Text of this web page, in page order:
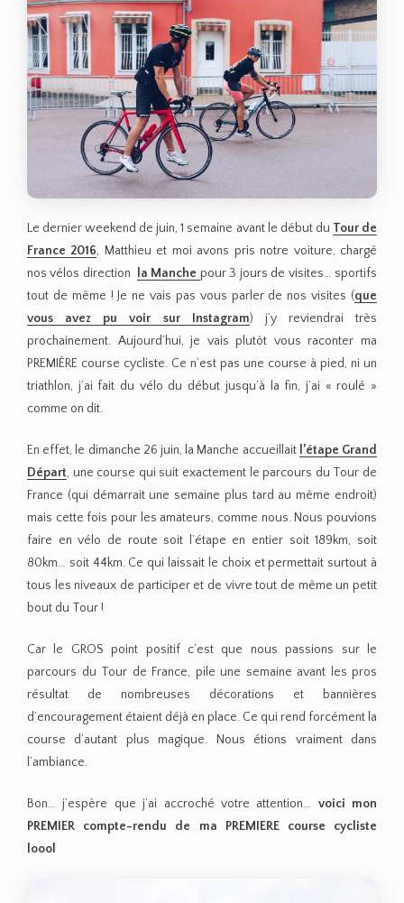
Le dernier weekend de juin, 1 semaine avant le début du Tour de
France 2016, Matthieu et moi avons pris notre voiture, chargé
nos vélos direction la Manche pour 3 jours de visites… sportifs
tout de même ! Je ne vais pas vous parler de nos visites (que
vous avez pu voir sur Instagram) j’y reviendrai très
prochainement. Aujourd’hui, je vais plutôt vous raconter ma
PREMIÈRE course cycliste. Ce n’est pas une course à pied, ni un
triathlon, j’ai fait du vélo du début jusqu’à la fin, j’ai « roulé »
comme on dit.
En effet, le dimanche 26 juin, la Manche accueillait l’étape Grand
Départ, une course qui suit exactement le parcours du Tour de
France (qui démarrait une semaine plus tard au même endroit)
mais cette fois pour les amateurs, comme nous. Nous pouvions
faire en vélo de route soit l’étape en entier soit 189km, soit
80km… soit 44km. Ce qui laissait le choix et permettait surtout à
tous les niveaux de participer et de vivre tout de même un petit
bout du Tour !
Car le GROS point positif c’est que nous passions sur le
parcours du Tour de France, pile une semaine avant les pros
résultat de nombreuses décorations et bannières
d’encouragement étaient déjà en place. Ce qui rend forcément la
course d’autant plus magique. Nous étions vraiment dans
l’ambiance.
Bon… j’espère que j’ai accroché votre attention… voici mon
PREMIER compte-rendu de ma PREMIERE course cycliste
loool